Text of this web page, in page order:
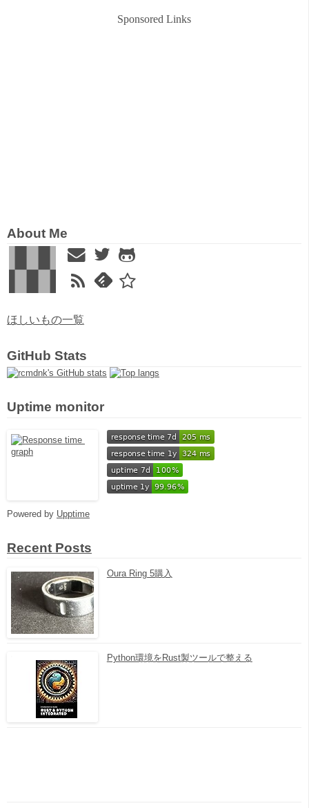
Sponsored Links
About Me
ほしいもの一覧
GitHub Stats
Uptime monitor
Powered by Upptime
Recent Posts
Oura Ring 5購入
Python環境をRust製ツールで整える